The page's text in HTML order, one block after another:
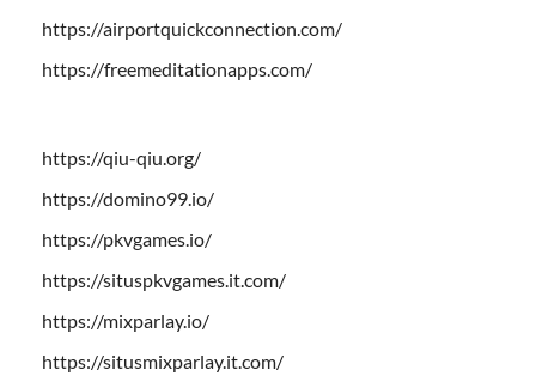
https://airportquickconnection.com/
https://freemeditationapps.com/
https://qiu-qiu.org/
https://domino99.io/
https://pkvgames.io/
https://situspkvgames.it.com/
https://mixparlay.io/
https://situsmixparlay.it.com/